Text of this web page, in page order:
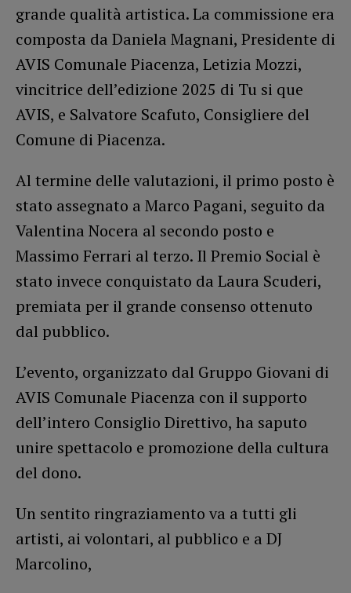
grande qualità artistica. La commissione era
composta da Daniela Magnani, Presidente di
AVIS Comunale Piacenza, Letizia Mozzi,
vincitrice dell’edizione 2025 di Tu si que
AVIS, e Salvatore Scafuto, Consigliere del
Comune di Piacenza.
Al termine delle valutazioni, il primo posto è
stato assegnato a Marco Pagani, seguito da
Valentina Nocera al secondo posto e
Massimo Ferrari al terzo. Il Premio Social è
stato invece conquistato da Laura Scuderi,
premiata per il grande consenso ottenuto
dal pubblico.
L’evento, organizzato dal Gruppo Giovani di
AVIS Comunale Piacenza con il supporto
dell’intero Consiglio Direttivo, ha saputo
unire spettacolo e promozione della cultura
del dono.
Un sentito ringraziamento va a tutti gli
artisti, ai volontari, al pubblico e a DJ
Marcolino,